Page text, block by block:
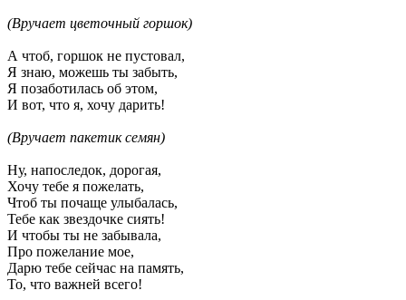
(Вручает цветочный горшок)
А чтоб, горшок не пустовал,
Я знаю, можешь ты забыть,
Я позаботилась об этом,
И вот, что я, хочу дарить!
(Вручает пакетик семян)
Ну, напоследок, дорогая,
Хочу тебе я пожелать,
Чтоб ты почаще улыбалась,
Тебе как звездочке сиять!
И чтобы ты не забывала,
Про пожелание мое,
Дарю тебе сейчас на память,
То, что важней всего!